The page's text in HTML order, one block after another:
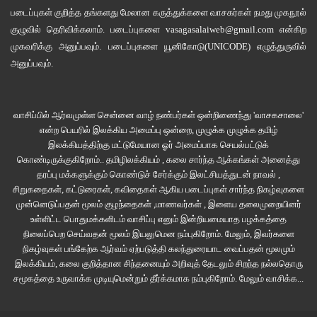
தொட்டிகளில் வளர்ந்திருக்கும் அந்தச் செடிகளுக்கு நாளைக்கேனும் தண்ணீர்
ஊற்ற வேண்டும், அதற்கான ஞாபகங்களையே மகேந்திரனின் படங்கள்
திரும்பத்திரும்ப சொல்லிக்கொண்டேயிருக்கின்றன.
02-04-2020 – திரு. மகேந்திரன் அவர்களின் முதலாமாண்டு நினைவு தினம்.
படைப்புகள் குறித்த தங்களது மேலான கருத்துக்களை வாசகர்கள் நமது முகநூல்
குழுவில் தெரிவிக்கலாம். படைப்புகளை vasagasalaiweb@gmail.com என்கிற
முகவரிக்கு அனுப்பவும். படைப்புகளை யூனிகோடு(UNICODE)எழுத்துருவில்
அனுப்பவும்.
வாசிப்பில் ஆர்வமுள்ள சென்னை வாழ் நண்பர்கள் ஒன்றிணைந்து 'வாசகசாலை'
என்ற பெயரில் இலக்கிய அமைப்பு ஒன்றை, முழுக்க முழுக்க தமிழ்
இலக்கியத்திற்கு மட்டுமேயான ஓர் அமைப்பாக செயல்பட்டுக்
கொண்டிருக்குகிறோம்.. தமிழிலக்கியம் , கலை சார்ந்த ஆக்கங்கள் அனைத்து
தரப்பு மக்களுக்கும் கொண்டுச் சேர்க்கும் இலட்சியத்துடன் நாவல் ,
சிறுகதைகள், கட்டுரைகள், கவிதைகள் ஆகிய படைப்புகள் சார்ந்த நிகழ்வுகளை
முன்னெடுப்பதன் மூலம் குழந்தைகள் ,மாணவர்கள் , இளைய தலைமுறையினர்
உள்ளிட்ட பொதுமக்களிடம் வாசிப்பு எனும் இன்றியமையாத பழக்கத்தை
நிலைப்பெற செய்வதன் மூலம் இயலுமென நம்புகிறோம். மேலும், இவர்களை
நிகழ்வுகள் பங்கேற்க ஆர்வம் ஏற்படுத்தி கலந்துரையாட வைப்பதன் மூலமும்
இலக்கியம், கலை குறித்தான சிந்தனையும் அறிவுத் தேடலும் சிறந்த நல்லதொரு
சமூகத்தை உருவாக்க முடியுமென்றும் தீர்க்கமாக நம்புகிறோம். மேலும் வாசிக்க...